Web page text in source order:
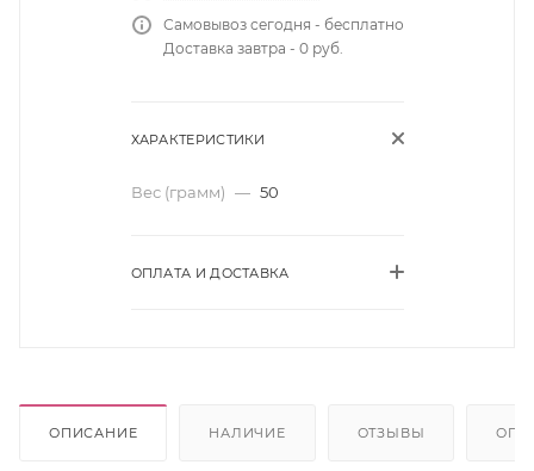
Самовывоз сегодня - бесплатно
Доставка завтра - 0 руб.
ХАРАКТЕРИСТИКИ
Вес (грамм) — 50
ОПЛАТА И ДОСТАВКА
ОПИСАНИЕ НАЛИЧИЕ ОТЗЫВЫ